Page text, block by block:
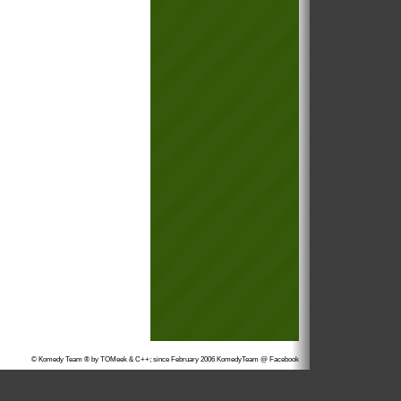
© Komedy Team ® by TOMeek & C++; since February 2006 KomedyTeam @ Facebook